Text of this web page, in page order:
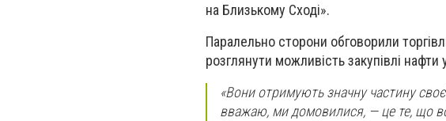
на Близькому Сході».
Паралельно сторони обговорили
розглянути можливість закупівлі
«Вони отримують значну частину
вважаю, ми домовилися, — це те, що